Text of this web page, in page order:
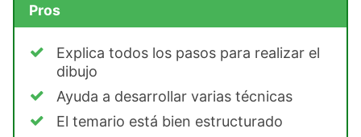
Pros
Explica todos los pasos para realizar el
dibujo
Ayuda a desarrollar varias técnicas
El temario está bien estructurado